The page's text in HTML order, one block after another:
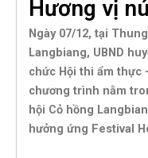
Hương vị
Ngày 07/12, tại
Langbiang, UBND
chức Hội thi ẩm thực
chương trình nằm
hội Cỏ hồng
hưởng ứng Festival